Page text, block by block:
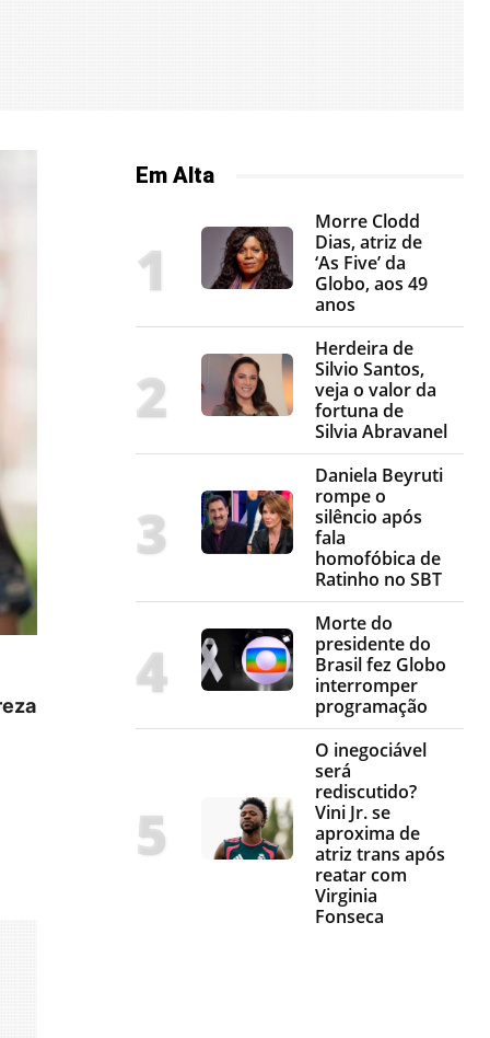
Em Alta
Morre Clodd
Dias, atriz de
‘As Five’ da
Globo, aos 49
anos
Herdeira de
Silvio Santos,
veja o valor da
fortuna de
Silvia Abravanel
Daniela Beyruti
rompe o
silêncio após
fala
homofóbica de
Ratinho no SBT
Morte do
presidente do
Brasil fez Globo
interromper
programação
O inegociável
será
rediscutido?
Vini Jr. se
aproxima de
atriz trans após
reatar com
Virginia
Fonseca